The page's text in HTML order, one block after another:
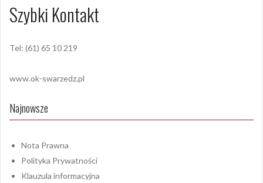
Szybki Kontakt
Tel: (61) 65 10 219
www.ok-swarzedz.pl
Najnowsze
Nota Prawna
Polityka Prywatności
Klauzula informacyjna